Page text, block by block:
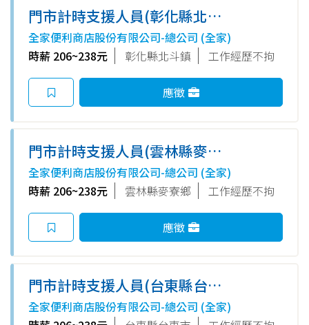
門市計時支援人員(彰化縣北斗
鎮)
全家便利商店股份有限公司-總公司 (全家)
時薪 206~238元
彰化縣北斗鎮 工作經歷不拘
應徵
門市計時支援人員(雲林縣麥寮
鄉)
全家便利商店股份有限公司-總公司 (全家)
時薪 206~238元
雲林縣麥寮鄉 工作經歷不拘
應徵
門市計時支援人員(台東縣台東
市)
全家便利商店股份有限公司-總公司 (全家)